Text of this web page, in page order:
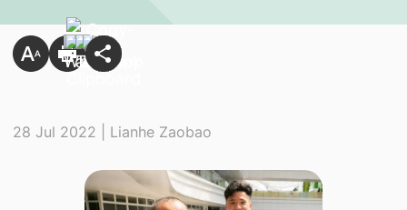
28 Jul 2022 | Lianhe Zaobao